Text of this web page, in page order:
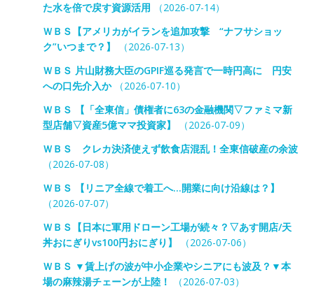
た水を倍で戻す資源活用 （2026-07-14）
ＷＢＳ【アメリカがイランを追加攻撃 “ナフサショッ
ク”いつまで？】
（2026-07-13）
ＷＢＳ 片山財務大臣のGPIF巡る発言で一時円高に 円安
への口先介入か（2026-07-10）
ＷＢＳ 【「全東信」債権者に63の金融機関▽ファミマ新
型店舗▽資産5億ママ投資家】
（2026-07-09）
ＷＢＳ クレカ決済使えず飲食店混乱！全東信破産の余波
（2026-07-08）
ＷＢＳ 【リニア全線で着工へ…開業に向け沿線は？】
（2026-07-07）
ＷＢＳ【日本に軍用ドローン工場が続々？▽あす開店/天
丼おにぎりvs100円おにぎり】
（2026-07-06）
ＷＢＳ ▼賃上げの波が中小企業やシニアにも波及？▼本
場の麻辣湯チェーンが上陸！
（2026-07-03）